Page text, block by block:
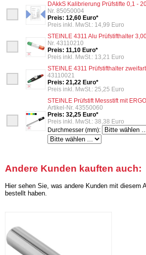
DAkkS Kalibrierung Prüfstifte 0,1 -
Nr. 85050004
Preis: 12,60 Euro*
Preis inkl. MwSt.: 14,99 Euro
STEINLE 4311 Alu Prüfstifthalter
Nr. 43110210
Preis: 11,10 Euro*
Preis inkl. MwSt.: 13,21 Euro
STEINLE 4311 Prüfstifthalter
43110021
Preis: 21,22 Euro*
Preis inkl. MwSt.: 25,25 Euro
STEINLE Prüfstift Messstift mit
Artikel-Nr. 43550060
Preis: 32,25 Euro*
Preis inkl. MwSt.: 38,38 Euro
Durchmesser (mm):
Andere Kunden kauften auch:
Hier sehen Sie, was andere Kunden mit diesem
bestellt haben.